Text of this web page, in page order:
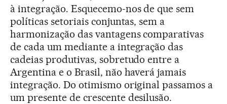
à integração. Esquecemo-nos de que sem
políticas setoriais conjuntas, sem a
harmonização das vantagens comparativas
de cada um mediante a integração das
cadeias produtivas, sobretudo entre a
Argentina e o Brasil, não haverá jamais
integração. Do otimismo original passamos a
um presente de crescente desilusão.